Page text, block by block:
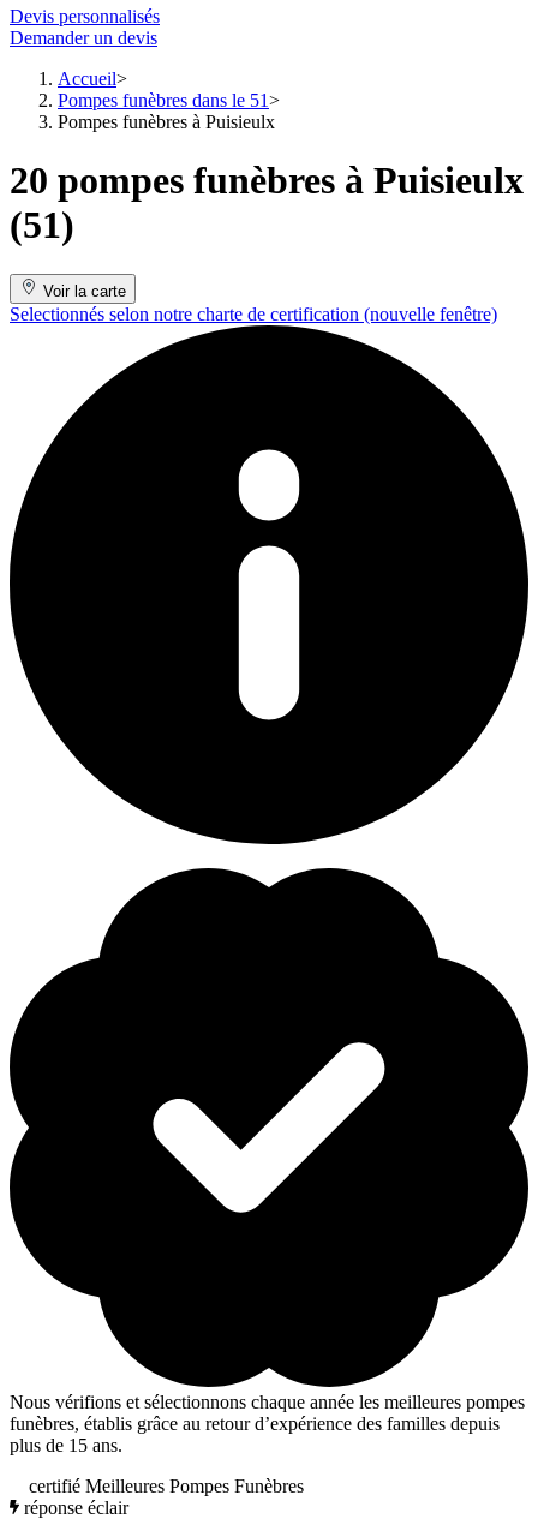
Devis personnalisés
Demander un devis
Accueil
Pompes funèbres dans le 51
Pompes funèbres à Puisieulx
20 pompes funèbres à Puisieulx
(51)
Voir la carte
Selectionnés selon notre charte de certification (nouvelle fenêtre)
Nous vérifions et sélectionnons chaque année les meilleures pompes
funèbres, établis grâce au retour d’expérience des familles depuis
plus de 15 ans.
certifié Meilleures Pompes Funèbres
réponse éclair